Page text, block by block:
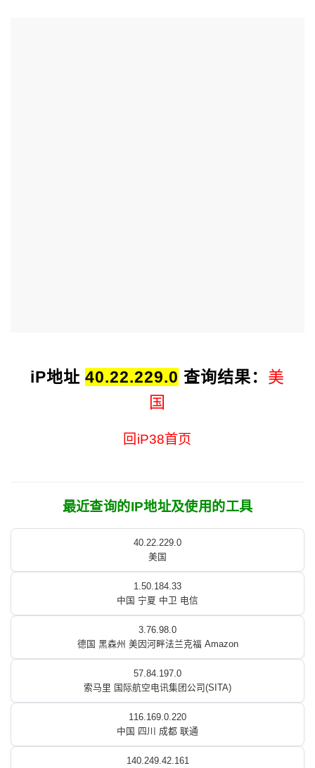
iP地址 40.22.229.0 查询结果： 美
国
回iP38首页
最近查询的IP地址及使用的工具
40.22.229.0
美国
1.50.184.33
中国 宁夏 中卫 电信
3.76.98.0
德国 黑森州 美因河畔法兰克福 Amazon
57.84.197.0
索马里 国际航空电讯集团公司(SITA)
116.169.0.220
中国 四川 成都 联通
140.249.42.161